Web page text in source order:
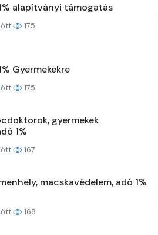
alapítványi támogatás
175
Gyermekekre
175
gyermekek
1%
167
macskavédelem, adó 1%
168